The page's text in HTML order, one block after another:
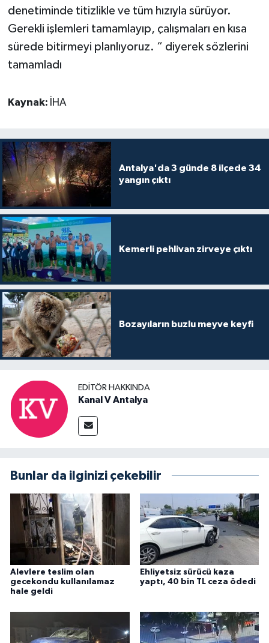
denetiminde titizlikle ve tüm hızıyla sürüyor.
Gerekli işlemleri tamamlayıp, çalışmaları en kısa
sürede bitirmeyi planlıyoruz. “ diyerek sözlerini
tamamladı
Kaynak: İHA
Antalya'da 3 günde 8 ilçede 34
yangın çıktı
Kemerli pehlivan zirveye çıktı
Bozayıların buzlu meyve keyfi
EDITÖR HAKKINDA
Kanal V Antalya
Bunlar da ilginizi çekebilir
Alevlere teslim olan
gecekondu kullanılamaz
hale geldi
Ehliyetsiz sürücü kaza
yaptı, 40 bin TL ceza ödedi